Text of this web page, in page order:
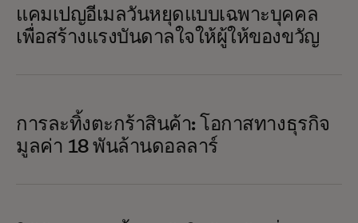
แคมเปญอีเมลวันหยุดแบบเฉพาะบุคคล
เพื่อสร้างแรงบันดาลใจให้ผู้ให้ของขวัญ
การละทิ้งตะกร้าสินค้า: โอกาสทางธุรกิจ
มูลค่า 18 พันล้านดอลลาร์